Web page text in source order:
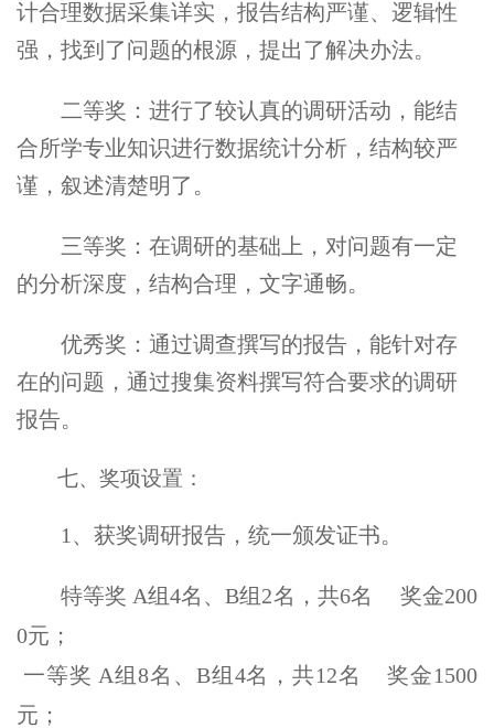
计合理数据采集详实，报告结构严谨、逻辑性
强，找到了问题的根源，提出了解决办法。
二等奖：进行了较认真的调研活动，能结
合所学专业知识进行数据统计分析，结构较严
谨，叙述清楚明了。
三等奖：在调研的基础上，对问题有一定
的分析深度，结构合理，文字通畅。
优秀奖：通过调查撰写的报告，能针对存
在的问题，通过搜集资料撰写符合要求的调研
报告。
七、奖项设置：
1 、获奖调研报告，统一颁发证书。
特等奖 A组4名、B组2名，共6名 奖金200
0元；
一等奖 A组8名、B组4名，共12名 奖金1500
元；